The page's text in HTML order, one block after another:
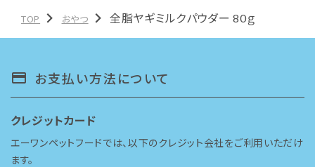
TOP おやつ 全脂ヤギミルクパウダー 80ｇ
payment お支払い方法について
クレジットカード
エーワンペットフードでは、以下のクレジット会社をご利用いただけ
ます。